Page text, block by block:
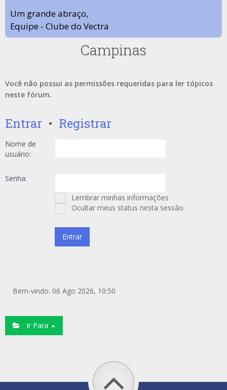
Um grande abraço,
Equipe - Clube do Vectra
Campinas
Você não possui as permissões requeridas para ler tópicos
neste fórum.
Entrar • Registrar
Nome de
usuário:
Senha:
Lembrar minhas informações
Ocultar meus status nesta sessão
Bem-vindo: 06 Ago 2026, 10:50
Ir Para